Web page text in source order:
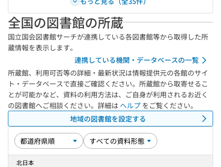
全国の図書館の所蔵
国立国会図書館サーチが連携している各図書館等から取得した所
蔵情報を表示します。
連携している機関・データベースの一覧
所蔵館、利用可否等の詳細・最新状況は情報提供元の各館のサイ
ト・データベースで直接ご確認ください。所蔵館から取寄せるこ
とが可能かなど、資料の利用方法は、ご自身が利用されるお近く
の図書館へご相談ください。詳細は ヘルプ をご覧ください。
地域の図書館を設定する
北日本